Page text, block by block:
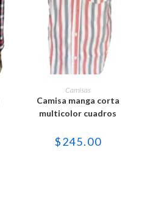
SELECCIONAR OPCIONES
Este
producto
tiene
múltiples
variantes.
se
pueden
Camisas
Camisa manga corta
multicolor cuadros
$245.00